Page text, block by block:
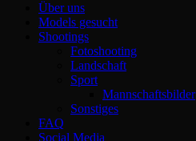
Über uns
Models gesucht
Shootings
Fotoshooting
Landschaft
Sport
Mannschaftsbilder
Sonstiges
FAQ
Social Media